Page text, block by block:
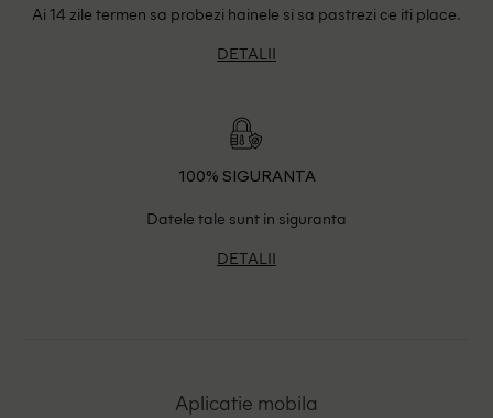
Ai 14 zile termen sa probezi hainele si sa pastrezi ce iti place.
DETALII
100% SIGURANTA
Datele tale sunt in siguranta
DETALII
Aplicatie mobila